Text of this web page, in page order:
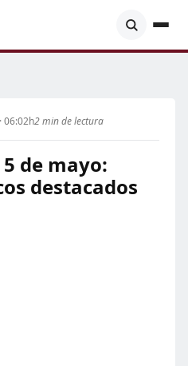
06:02h2 min de lectura
de mayo:
destacados